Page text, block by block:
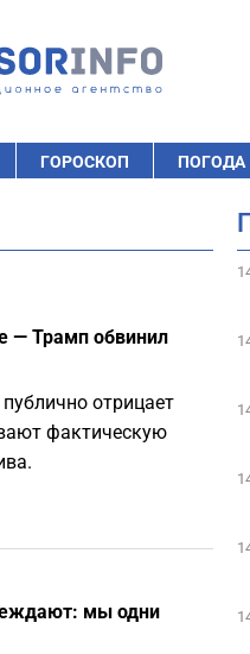
ГОРОСКОП ПОГОДА
— Трамп обвинил
отрицает
фактическую
мы одни